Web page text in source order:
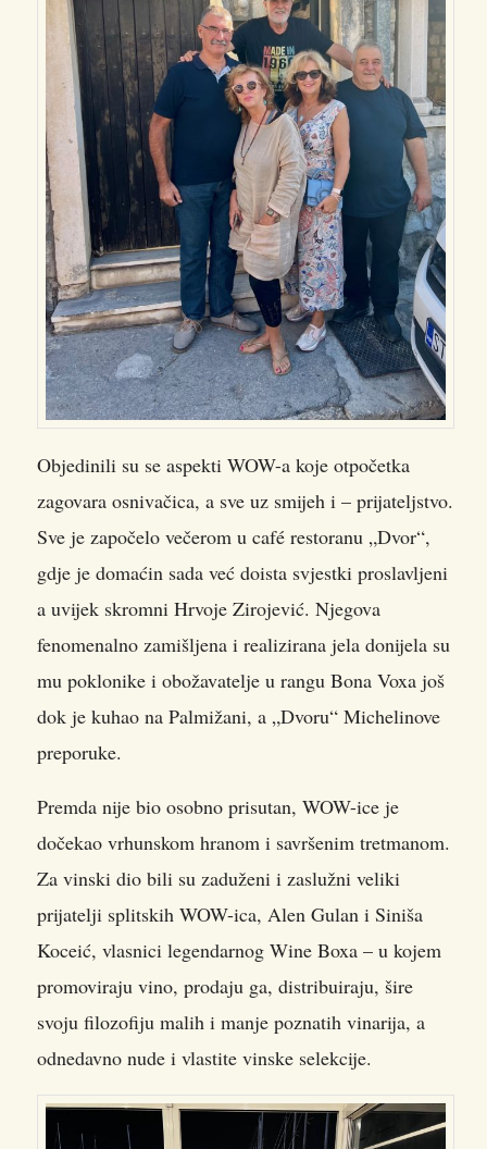
Objedinili su se aspekti WOW-a koje otpočetka
zagovara osnivačica, a sve uz smijeh i – prijateljstvo.
Sve je započelo večerom u café restoranu „Dvor“,
gdje je domaćin sada već doista svjestki proslavljeni
a uvijek skromni Hrvoje Zirojević. Njegova
fenomenalno zamišljena i realizirana jela donijela su
mu poklonike i obožavatelje u rangu Bona Voxa još
dok je kuhao na Palmižani, a „Dvoru“ Michelinove
preporuke.
Premda nije bio osobno prisutan, WOW-ice je
dočekao vrhunskom hranom i savršenim tretmanom.
Za vinski dio bili su zaduženi i zaslužni veliki
prijatelji splitskih WOW-ica, Alen Gulan i Siniša
Koceić, vlasnici legendarnog Wine Boxa – u kojem
promoviraju vino, prodaju ga, distribuiraju, šire
svoju filozofiju malih i manje poznatih vinarija, a
odnedavno nude i vlastite vinske selekcije.